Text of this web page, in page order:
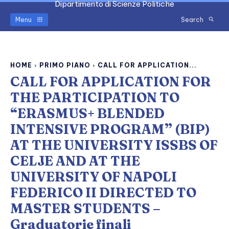
Dipartimento di Scienze Politiche
Menu Search
HOME PRIMO PIANO CALL FOR APPLICATION...
CALL FOR APPLICATION FOR
THE PARTICIPATION TO
“ERASMUS+ BLENDED
INTENSIVE PROGRAM” (BIP)
AT THE UNIVERSITY ISSBS OF
CELJE AND AT THE
UNIVERSITY OF NAPOLI
FEDERICO II DIRECTED TO
MASTER STUDENTS –
Graduatorie finali